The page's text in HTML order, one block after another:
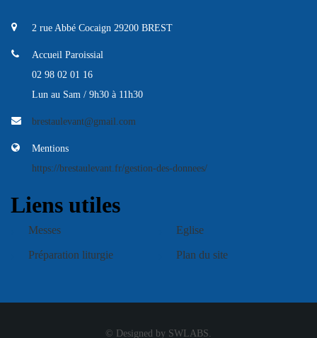
2 rue Abbé Cocaign 29200 BREST
Accueil Paroissial
02 98 02 01 16
Lun au Sam / 9h30 à 11h30
brestaulevant@gmail.com
Mentions
https://brestaulevant.fr/gestion-des-donnees/
Liens utiles
Messes Eglise
Préparation liturgie Plan du site
© Designed by SWLABS.